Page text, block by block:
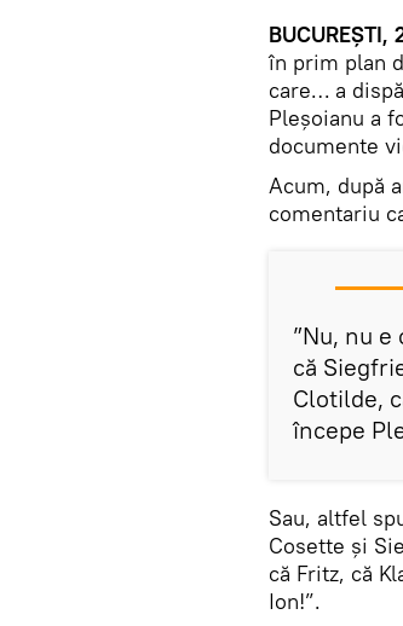
în prim plan
care… a
Pleșoianu a
documente
Acum, după
comentariu
”Nu, nu
că
Clotilde,
începe
Sau, altfel
Cosette și
că Fritz, că
Ion!”.